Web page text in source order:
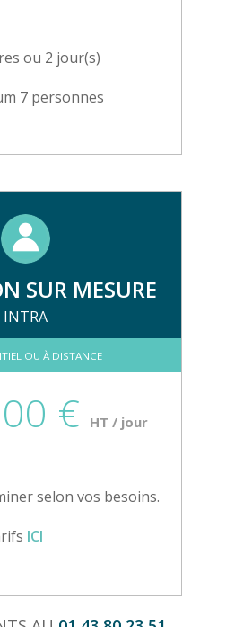
ou 2 jour(s)
7 personnes
SUR MESURE
INTRA
OU À DISTANCE
€ HT / jour
selon vos besoins.
ICI